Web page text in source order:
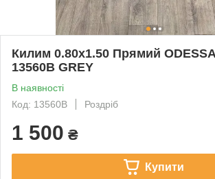
Килим 0.80х1.50 Прямий
13560B GREY
В наявності
Код: 13560B
Роздріб
1 500 ₴
Купити